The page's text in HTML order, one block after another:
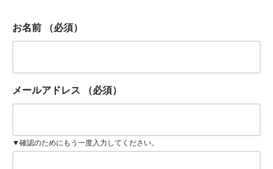
お名前 （必須）
メールアドレス （必須）
▼確認のためにもう一度入力してください。